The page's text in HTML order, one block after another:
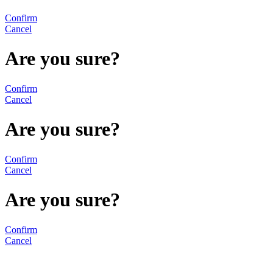
Confirm
Cancel
Are you sure?
Confirm
Cancel
Are you sure?
Confirm
Cancel
Are you sure?
Confirm
Cancel